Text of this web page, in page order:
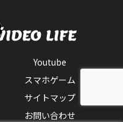
Youtube
スマホゲーム
サイトマップ
お問い合わせ